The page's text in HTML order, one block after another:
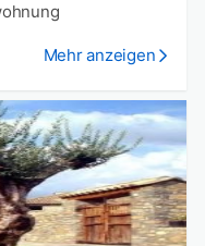
Mehr anzeigen